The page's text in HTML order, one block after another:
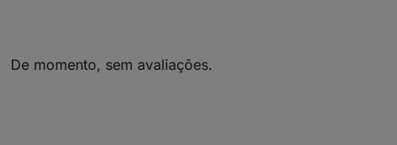
De momento, sem avaliações.